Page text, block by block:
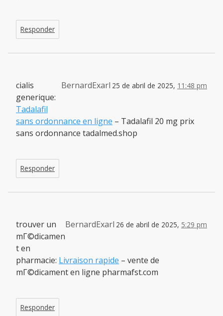
Responder
BernardExarl 25 de abril de 2025, 11:48 pm
cialis
generique:
Tadalafil
sans ordonnance en ligne – Tadalafil 20 mg prix
sans ordonnance tadalmed.shop
Responder
BernardExarl 26 de abril de 2025, 5:29 pm
trouver un
mГ©dicamen
t en
pharmacie: Livraison rapide – vente de
mГ©dicament en ligne pharmafst.com
Responder